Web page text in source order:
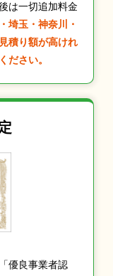
は一切追加料金
埼玉・神奈川・
積り額が高けれ
ださい。
優良事業者認